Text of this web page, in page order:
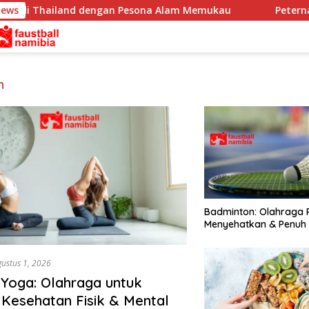
Thailand dengan Pesona Alam Memukau Peternakan
1, 2026
Olahraga untuk
Fisik & Mental
Badminton: Olahraga
Menyehatkan &